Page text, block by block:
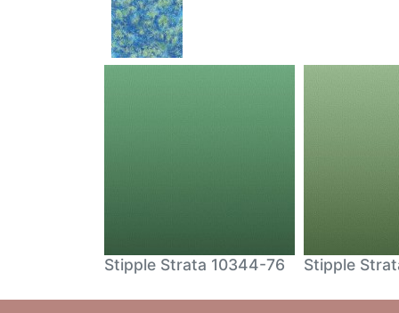
Stipple Strata 10344-76 Stipple